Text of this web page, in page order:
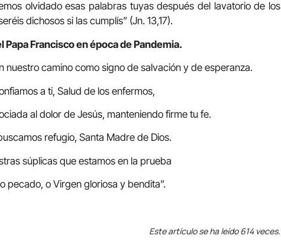
olvidado esas palabras tuyas después del lavatorio de los
dichosos si las cumplís” (Jn. 13,17).
Papa Francisco en época de Pandemia.
nuestro camino como signo de salvación y de esperanza.
a ti, Salud de los enfermos,
al dolor de Jesús, manteniendo firme tu fe.
refugio, Santa Madre de Dios.
súplicas que estamos en la prueba
pecado, o Virgen gloriosa y bendita”.
Este artículo se ha leído 614 veces.